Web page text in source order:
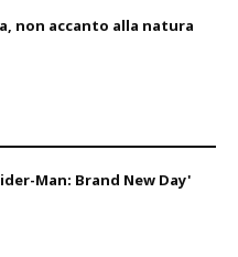
non accanto alla natura
Man: Brand New Day'